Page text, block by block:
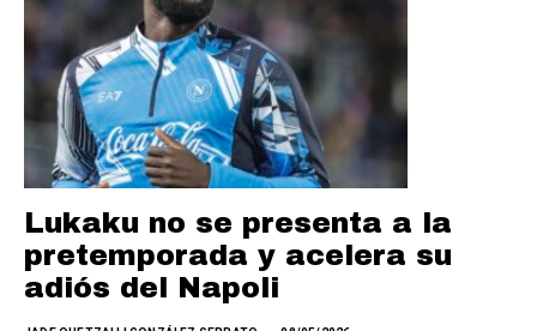
Lukaku no se presenta a la
pretemporada y acelera su
adiós del Napoli